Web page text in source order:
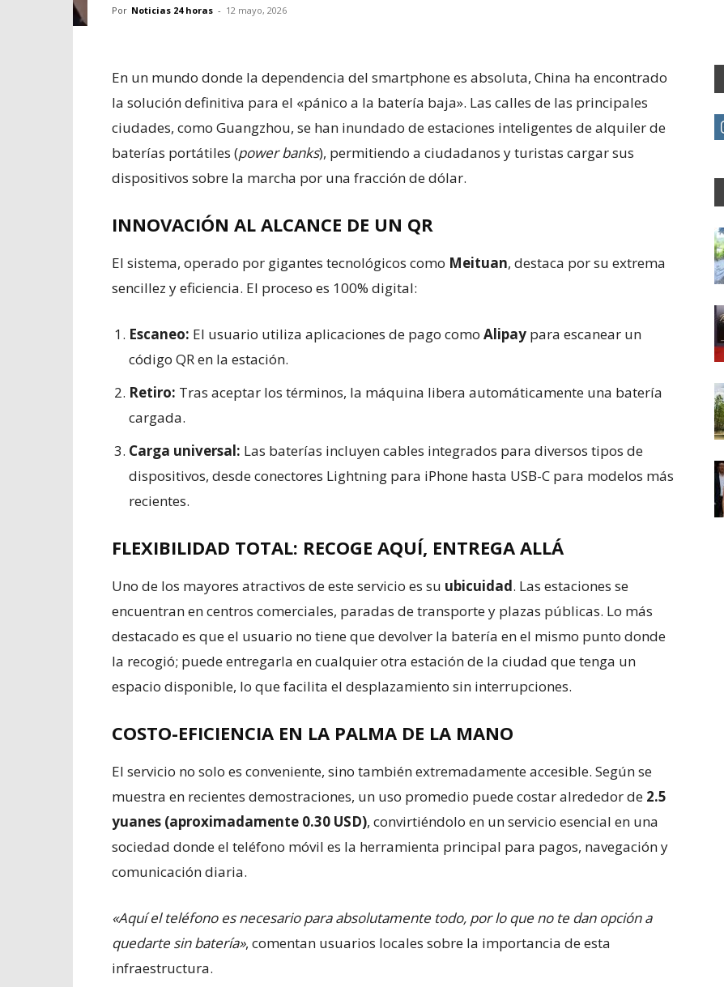
Por Noticias 24 horas - 12 mayo, 2026
En un mundo donde la dependencia del smartphone es absoluta, China ha encontrado
la solución definitiva para el «pánico a la batería baja». Las calles de las principales
ciudades, como Guangzhou, se han inundado de estaciones inteligentes de alquiler de
baterías portátiles (power banks), permitiendo a ciudadanos y turistas cargar sus
dispositivos sobre la marcha por una fracción de dólar.
INNOVACIÓN AL ALCANCE DE UN QR
El sistema, operado por gigantes tecnológicos como Meituan, destaca por su extrema
sencillez y eficiencia. El proceso es 100% digital:
Escaneo: El usuario utiliza aplicaciones de pago como Alipay para escanear un
código QR en la estación.
Retiro: Tras aceptar los términos, la máquina libera automáticamente una batería
cargada.
Carga universal: Las baterías incluyen cables integrados para diversos tipos de
dispositivos, desde conectores Lightning para iPhone hasta USB-C para modelos más
recientes.
FLEXIBILIDAD TOTAL: RECOGE AQUÍ, ENTREGA ALLÁ
Uno de los mayores atractivos de este servicio es su ubicuidad. Las estaciones se
encuentran en centros comerciales, paradas de transporte y plazas públicas. Lo más
destacado es que el usuario no tiene que devolver la batería en el mismo punto donde
la recogió; puede entregarla en cualquier otra estación de la ciudad que tenga un
espacio disponible, lo que facilita el desplazamiento sin interrupciones.
COSTO-EFICIENCIA EN LA PALMA DE LA MANO
El servicio no solo es conveniente, sino también extremadamente accesible. Según se
muestra en recientes demostraciones, un uso promedio puede costar alrededor de 2.5
yuanes (aproximadamente 0.30 USD), convirtiéndolo en un servicio esencial en una
sociedad donde el teléfono móvil es la herramienta principal para pagos, navegación y
comunicación diaria.
«Aquí el teléfono es necesario para absolutamente todo, por lo que no te dan opción a
quedarte sin batería», comentan usuarios locales sobre la importancia de esta
infraestructura.